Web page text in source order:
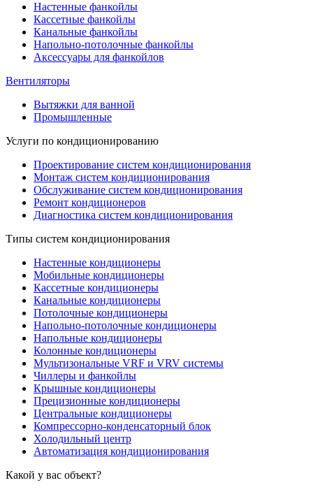
Настенные фанкойлы
Кассетные фанкойлы
Канальные фанкойлы
Напольно-потолочные фанкойлы
Аксессуары для фанкойлов
Вентиляторы
Вытяжки для ванной
Промышленные
Услуги по кондиционированию
Проектирование систем кондиционирования
Монтаж систем кондиционирования
Обслуживание систем кондиционирования
Ремонт кондиционеров
Диагностика систем кондиционирования
Типы систем кондиционирования
Настенные кондиционеры
Мобильные кондиционеры
Кассетные кондиционеры
Канальные кондиционеры
Потолочные кондиционеры
Напольно-потолочные кондиционеры
Напольные кондиционеры
Колонные кондиционеры
Мультизональные VRF и VRV системы
Чиллеры и фанкойлы
Крышные кондиционеры
Прецизионные кондиционеры
Центральные кондиционеры
Компрессорно-конденсаторный блок
Холодильный центр
Автоматизация кондиционирования
Какой у вас объект?